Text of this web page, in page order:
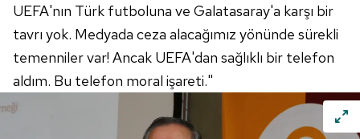
UEFA'nın Türk futboluna ve Galatasaray'a karşı bir
tavrı yok. Medyada ceza alacağımız yönünde sürekli
temenniler var! Ancak UEFA'dan sağlıklı bir telefon
aldım. Bu telefon moral işareti."